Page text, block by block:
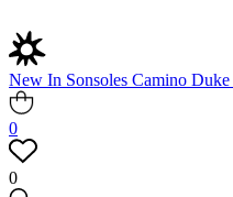
New In Sonsoles Camino Duke
0
0